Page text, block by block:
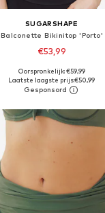
SUGARSHAPE
Balconette Bikinitop 'Porto'
€53,99
Beschikbaar in vele maten
In winkelmandje
Oorspronkelijk: €59,99
Laatste laagste prijs:€50,99